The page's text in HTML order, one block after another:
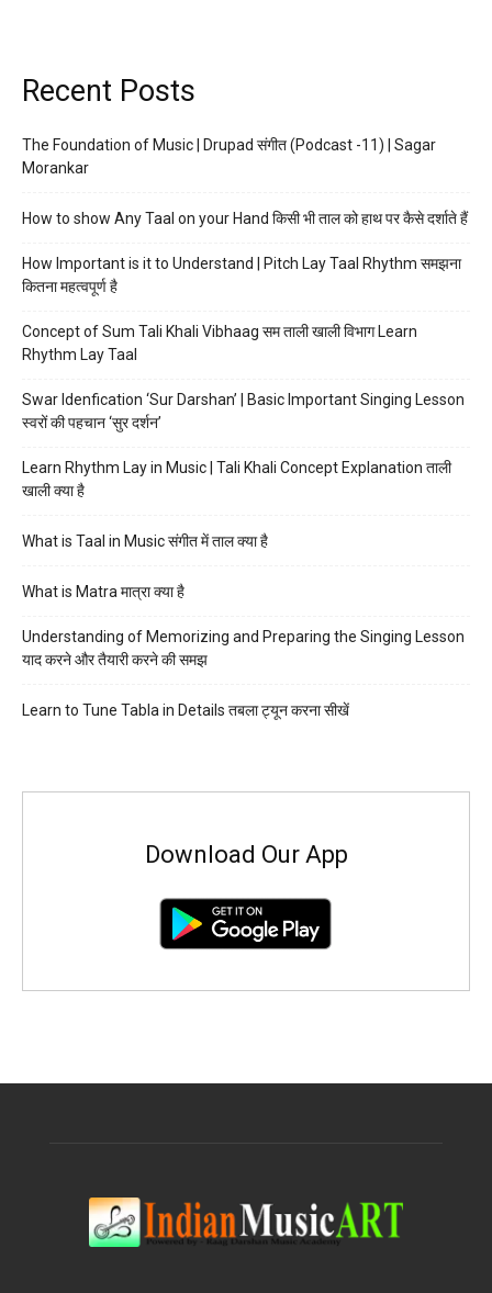
Recent Posts
The Foundation of Music | Drupad संगीत (Podcast -11) | Sagar
Morankar
How to show Any Taal on your Hand किसी भी ताल को हाथ पर कैसे दर्शाते हैं
How Important is it to Understand | Pitch Lay Taal Rhythm समझना
कितना महत्वपूर्ण है
Concept of Sum Tali Khali Vibhaag सम ताली खाली विभाग Learn
Rhythm Lay Taal
Swar Idenfication ‘Sur Darshan’ | Basic Important Singing Lesson
स्वरों की पहचान ‘सुर दर्शन’
Learn Rhythm Lay in Music | Tali Khali Concept Explanation ताली
खाली क्या है
What is Taal in Music संगीत में ताल क्या है
What is Matra मात्रा क्या है
Understanding of Memorizing and Preparing the Singing Lesson
याद करने और तैयारी करने की समझ
Learn to Tune Tabla in Details तबला ट्यून करना सीखें
Download Our App